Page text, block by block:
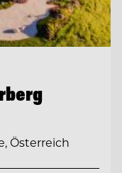
Österreich